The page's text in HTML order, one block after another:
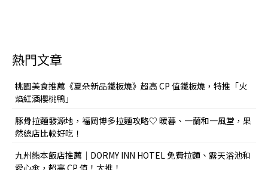
熱門文章
桃園美食推薦《夏朵新品鐵板燒》超高 CP 值鐵板燒，特推「火
焰紅酒櫻桃鴨」
豚骨拉麵發源地，福岡博多拉麵攻略♡ 暖暮、一蘭和一風堂，果
然總店比較好吃！
九州熊本飯店推薦｜DORMY INN HOTEL 免費拉麵、露天浴池和
愛心傘，超高 CP 值！大推！